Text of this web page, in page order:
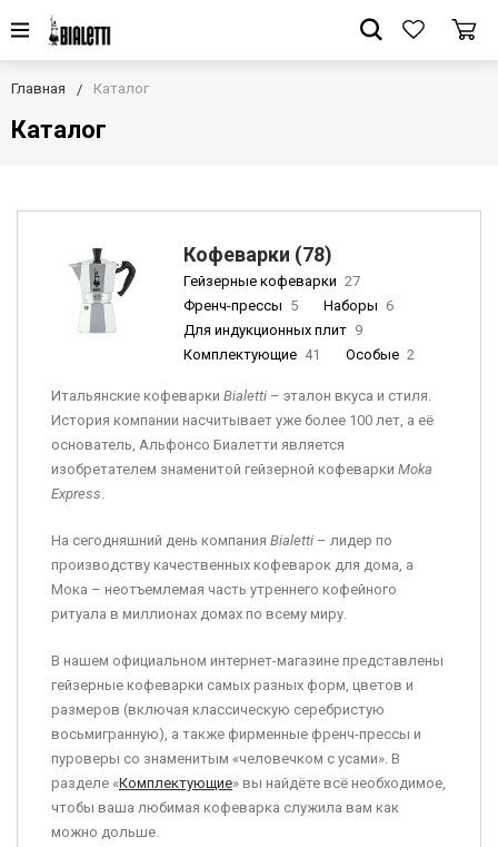
Главная Каталог
Каталог
Кофеварки (78)
Гейзерные кофеварки 27
Френч-прессы 5 Наборы 6
Для индукционных плит 9
Комплектующие 41 Особые 2
Итальянские кофеварки Bialetti – эталон вкуса и стиля.
История компании насчитывает уже более 100 лет, а её
основатель, Альфонсо Биалетти является
изобретателем знаменитой гейзерной кофеварки Moka
Express.
На сегодняшний день компания Bialetti – лидер по
производству качественных кофеварок для дома, а
Мока – неотъемлемая часть утреннего кофейного
ритуала в миллионах домах по всему миру.
В нашем официальном интернет-магазине представлены
гейзерные кофеварки самых разных форм, цветов и
размеров (включая классическую серебристую
восьмигранную), а также фирменные френч-прессы и
пуроверы со знаменитым «человечком с усами». В
разделе «Комплектующие» вы найдёте всё необходимое,
чтобы ваша любимая кофеварка служила вам как
можно дольше.